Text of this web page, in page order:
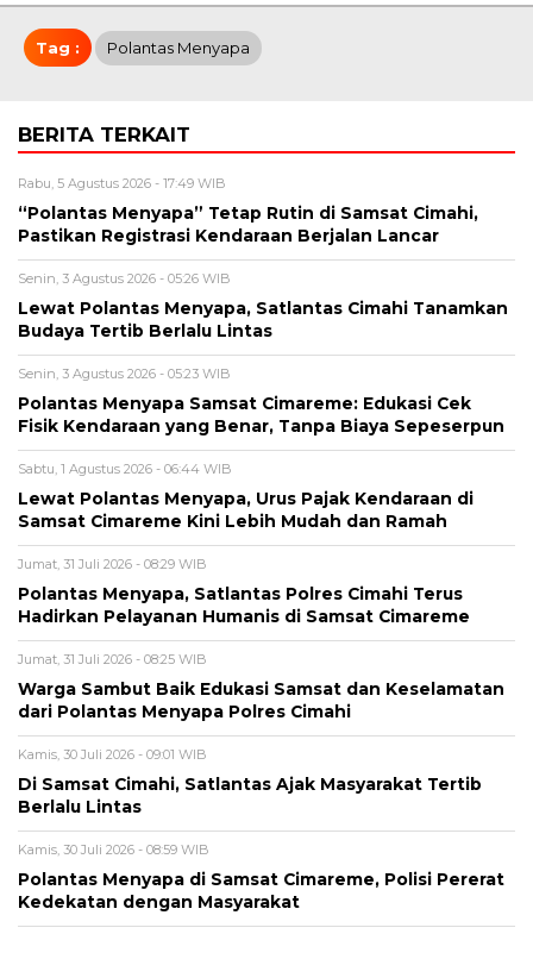
Tag : Polantas Menyapa
BERITA TERKAIT
Rabu, 5 Agustus 2026 - 17:49 WIB
“Polantas Menyapa” Tetap Rutin di Samsat Cimahi,
Pastikan Registrasi Kendaraan Berjalan Lancar
Senin, 3 Agustus 2026 - 05:26 WIB
Lewat Polantas Menyapa, Satlantas Cimahi Tanamkan
Budaya Tertib Berlalu Lintas
Senin, 3 Agustus 2026 - 05:23 WIB
Polantas Menyapa Samsat Cimareme: Edukasi Cek
Fisik Kendaraan yang Benar, Tanpa Biaya Sepeserpun
Sabtu, 1 Agustus 2026 - 06:44 WIB
Lewat Polantas Menyapa, Urus Pajak Kendaraan di
Samsat Cimareme Kini Lebih Mudah dan Ramah
Jumat, 31 Juli 2026 - 08:29 WIB
Polantas Menyapa, Satlantas Polres Cimahi Terus
Hadirkan Pelayanan Humanis di Samsat Cimareme
Jumat, 31 Juli 2026 - 08:25 WIB
Warga Sambut Baik Edukasi Samsat dan Keselamatan
dari Polantas Menyapa Polres Cimahi
Kamis, 30 Juli 2026 - 09:01 WIB
Di Samsat Cimahi, Satlantas Ajak Masyarakat Tertib
Berlalu Lintas
Kamis, 30 Juli 2026 - 08:59 WIB
Polantas Menyapa di Samsat Cimareme, Polisi Pererat
Kedekatan dengan Masyarakat